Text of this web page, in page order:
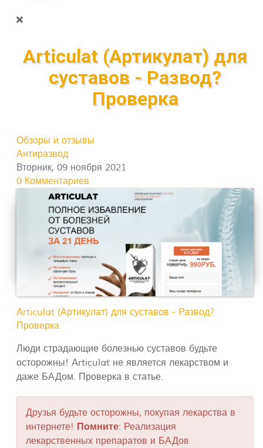
Articulat (Артикулат) для
суставов - Развод?
Проверка
Обзоры и отзывы
Антиразвод
Вторник, 09 ноября 2021
0 Комментариев
Articulat (Артикулат) для суставов - Развод?
Проверка
Люди страдающие болезнью суставов будьте
осторожны! Articulat не является лекарством и
даже БАДом. Проверка в статье.
Друзья будьте осторожны, покупая лекарства в
интернете! Помните: Реализация
лекарственных препаратов и БАДов